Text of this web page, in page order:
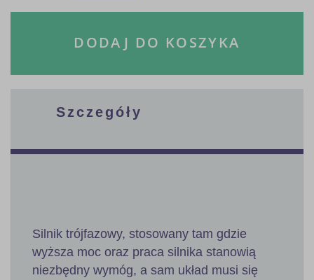
DODAJ DO KOSZYKA
Szczegóły
Silnik trójfazowy, stosowany tam gdzie
wyższa moc oraz praca silnika stanowią
niezbędny wymóg, a sam układ musi się